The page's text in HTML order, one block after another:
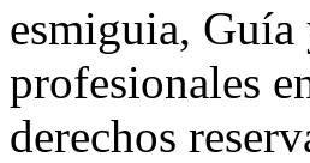
esmiguia,
profesionales
derechos